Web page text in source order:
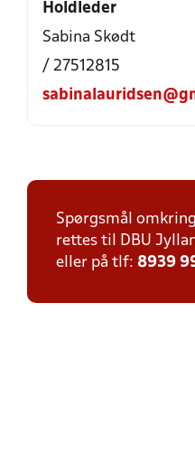
Holdleder
Sabina Skødt
/ 27512815
Spørgsmål
rettes til DBU
eller på tlf: 8939